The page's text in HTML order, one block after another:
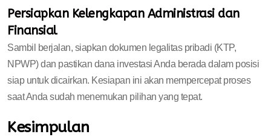
Persiapkan Kelengkapan Administrasi dan
Finansial
Sambil berjalan, siapkan dokumen legalitas pribadi (KTP,
NPWP) dan pastikan dana investasi Anda berada dalam posisi
siap untuk dicairkan. Kesiapan ini akan mempercepat proses
saat Anda sudah menemukan pilihan yang tepat.
Kesimpulan